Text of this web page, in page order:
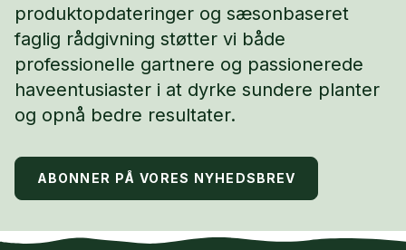
produktopdateringer og sæsonbaseret
faglig rådgivning støtter vi både
professionelle gartnere og passionerede
haveentusiaster i at dyrke sundere planter
og opnå bedre resultater.
ABONNER PÅ VORES NYHEDSBREV